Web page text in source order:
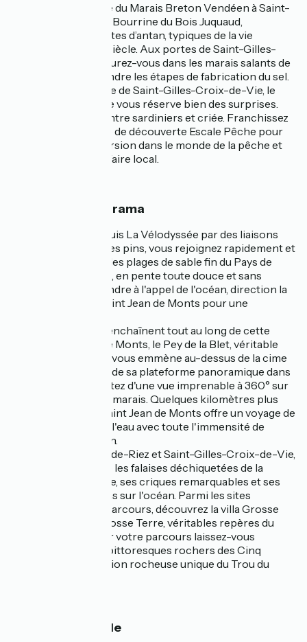
Découvrez l’histoire du Marais Breton Vendéen à Saint-
Hilaire-de-Riez. À la Bourrine du Bois Juquaud,
redécouvrez les gestes d’antan, typiques de la vie
maraîchine du XXe siècle. Aux portes de Saint-Gilles-
Croix-de-Vie, aventurez-vous dans les marais salants de
la Vie pour comprendre les étapes de fabrication du sel.
Dans la cité maritime de Saint-Gilles-Croix-de-Vie, le
patrimoine maritime vous réserve bien des surprises.
Flânez sur le port, entre sardiniers et criée. Franchissez
les portes du centre de découverte Escale Pêche pour
profiter d’une immersion dans le monde de la pêche et
découvrir le savoir-faire local.
🌿 Nature & Panorama
En accès direct depuis La Vélodyssée par des liaisons
cyclables à travers les pins, vous rejoignez rapidement et
facilement les grandes plages de sable fin du Pays de
Saint Jean de Monts, en pente toute douce et sans
courant. Pour répondre à l'appel de l'océan, direction la
Base Nautique de Saint Jean de Monts pour une
Les points de vue s'enchaînent tout au long de cette
étape! À La Barre de Monts, le Pey de la Blet, véritable
escalier dans le ciel, vous emmène au-dessus de la cime
des arbres! Du haut de sa plateforme panoramique dans
la pinède, vous profitez d'une vue imprenable à 360° sur
la forêt, l'océan et le marais. Quelques kilomètres plus
loin, l'Estacade de Saint Jean de Monts offre un voyage de
400m au-dessus de l'eau avec toute l'immensité de
l'océan pour horizon.
Entre Saint-Hilaire-de-Riez et Saint-Gilles-Croix-de-Vie,
vous longerez à vélo les falaises déchiquetées de la
corniche vendéenne, ses criques remarquables et ses
superbes panoramas sur l'océan. Parmi les sites
emblématiques du parcours, découvrez la villa Grosse
Terre et le feu de Grosse Terre, véritables repères du
littoral vendéen. Sur votre parcours laissez-vous
surprendre par les pittoresques rochers des Cinq
Pineaux et la formation rocheuse unique du Trou du
👨‍👩‍👧‍👦 En famille